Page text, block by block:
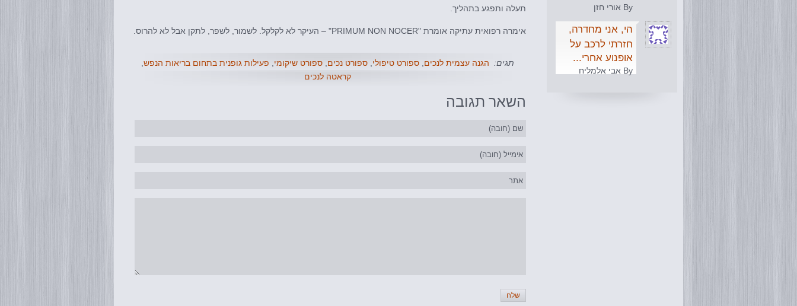
תעלה ותפגע בתהליך.
אימרה רפואית עתיקה אומרת "PRIMUM NON NOCER" – העיקר לא לקלקל. לשמור, לשפר, לתקן אבל לא להרוס.
תגים: הגנה עצמית לנכים ,ספורט טיפולי ,ספורט נכים ,ספורט שיקומי פעילות גופנית בתחום בריאות הנפש
קראטה לנכים
השאר תגובה
שלח
By אורי חזן
הי, אני מחדרה,
חזרתי לרכב על
אופנוע אחרי...
By אבי אלמליח